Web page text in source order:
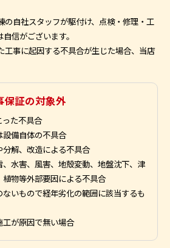
の自社スタッフが駆付け、点検・修理・工
信がございます。
工事に起因する不具合が生じた場合、当店
保証の対象外
た不具合
備自体の不具合
解、改造による不具合
水害、風害、地殻変動、地盤沈下、津
物等外部要因による不具合
いもので経年劣化の範囲に該当するも
が原因で無い場合